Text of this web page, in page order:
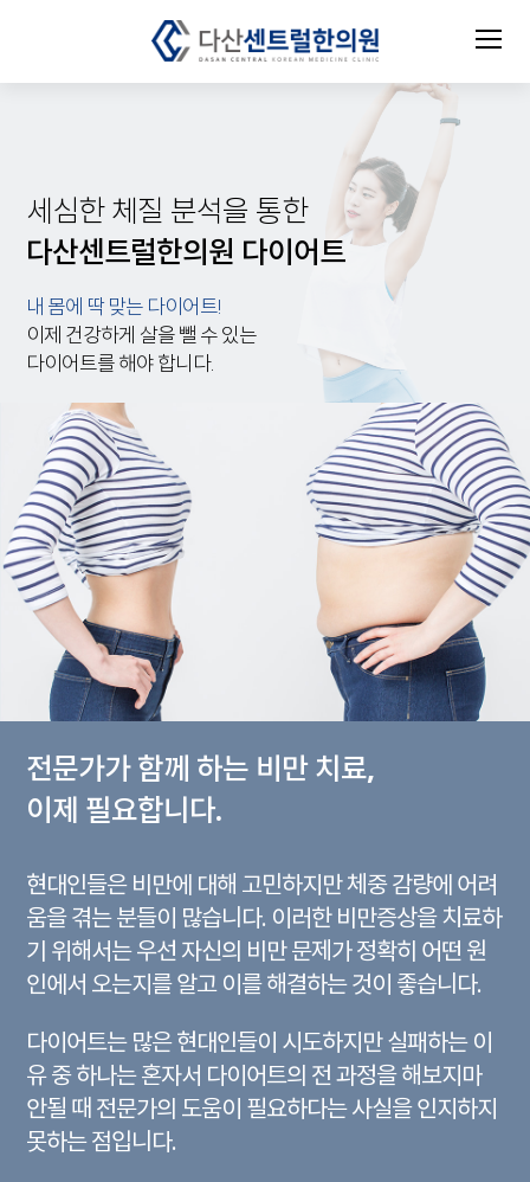
세심한 체질 분석을 통한
다산센트럴한의원 다이어트
내 몸에 딱 맞는 다이어트!
이제 건강하게 살을 뺄 수 있는
다이어트를 해야 합니다.
전문가가 함께 하는 비만 치료,
이제 필요합니다.
현대인들은 비만에 대해 고민하지만 체중 감량에 어려
움을 겪는 분들이 많습니다. 이러한 비만증상을 치료하
기 위해서는 우선 자신의 비만 문제가정확히 어떤 원
인에서 오는지를 알고 이를 해결하는 것이 좋습니다.
다이어트는 많은 현대인들이 시도하지만 실패하는 이
유 중 하나는혼자서 다이어트의 전 과정을 해보지마
안될 때 전문가의 도움이 필요하다는 사실을 인지하지
못하는 점입니다.